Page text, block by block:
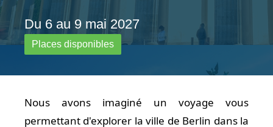
Du 6 au 9 mai 2027
Places disponibles
Nous avons imaginé un voyage vous
permettant d'explorer la ville de Berlin dans la